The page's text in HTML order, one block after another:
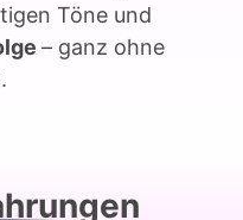
Töne
– ganz
ohne